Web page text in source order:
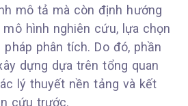
mô tả mà còn định hướng
hình nghiên cứu, lựa chọn
phân tích. Do đó, phần
dựng dựa trên tổng quan
lý thuyết nền tảng và kết
cứu trước.